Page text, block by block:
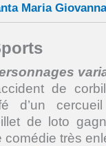
Maria Giovanna
de
d’un cercueil
de loto
comédie très